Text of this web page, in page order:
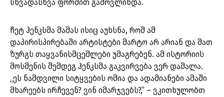
სხვადასხვა ფორმით გამოვლინდა.
ჩეტ ჰენკსმა მამას ისიც აუხსნა, რომ ამ
დაპირისპირებაში არტისტები მარტო არ არიან და მათ
ზურგს თაყვანისმცემლები უმაგრებენ. ამ ისტორიის
მოსმენის შემდეგ ჰენკსმა გაკვირვება ვერ დამალა.
„ეს ნამდვილი სიტყვების ომია და ადამიანები ამაში
მხარეებს ირჩევენ? ვინ იმარჯვებს?,” – ვკითხულობთ